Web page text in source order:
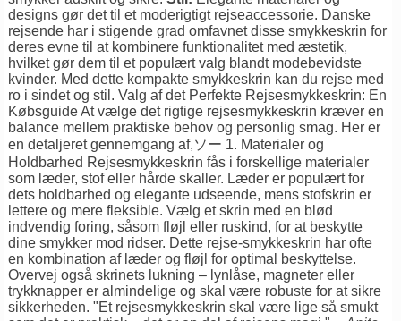
designs gør det til et moderigtigt rejseaccessorie. Danske
rejsende har i stigende grad omfavnet disse smykkeskrin for
deres evne til at kombinere funktionalitet med æstetik,
hvilket gør dem til et populært valg blandt modebevidste
kvinder. Meddette kompakte smykkeskrin kan du rejse med
ro i sindet og stil. Valg af det Perfekte Rejsesmykkeskrin: En
Købsguide At vælge det rigtige rejsesmykkeskrin kræver en
balance mellem praktiske behov og personlig smag. Her er
en detaljeret gennemgang af,ソー 1. Materialer og
Holdbarhed Rejsesmykkeskrin fås i forskellige materialer
som læder, stof eller hårde skaller. Læder er populært for
dets holdbarhed og elegante udseende, mens stofskrin er
lettere og mere fleksible. Vælg et skrin med en blød
indvendig foring, såsom fløjl eller ruskind, for at beskytte
dine smykker mod ridser. Dette rejse-smykkeskrin har ofte
en kombination af læder og fløjl for optimal beskyttelse.
Overvej også skrinets lukning – lynlåse, magneter eller
trykknapper er almindelige og skal være robuste for at sikre
sikkerheden. "Et rejsesmykkeskrin skal være lige så smukt